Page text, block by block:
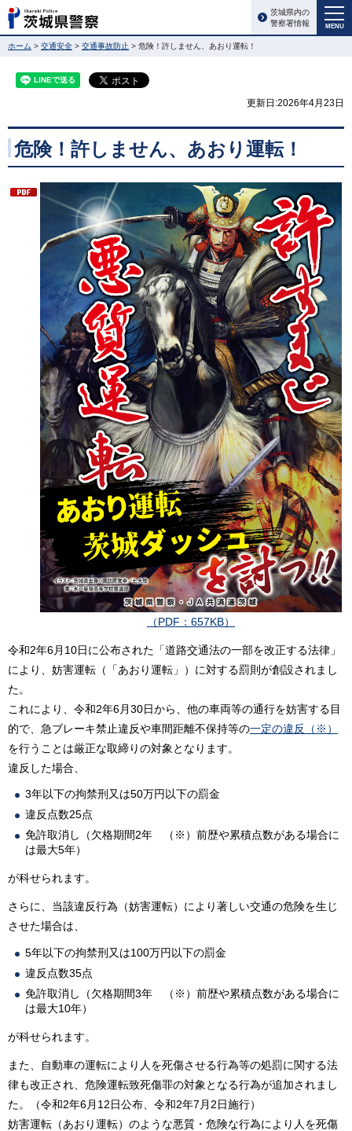
MENU
茨城県内の
警察署情報
ホーム > 交通安全 > 交通事故防止 > 危険！許しません、あおり運転！
更新日:2026年4月23日
危険！許しません、あおり運転！
（PDF：657KB）
令和2年6月10日に公布された「道路交通法の一部を改正する法律」
により、妨害運転（「あおり運転」）に対する罰則が創設されまし
た。
これにより、令和2年6月30日から、他の車両等の通行を妨害する目
的で、急ブレーキ禁止違反や車間距離不保持等の一定の違反（※）
を行うことは厳正な取締りの対象となります。
違反した場合、
3年以下の拘禁刑又は50万円以下の罰金
違反点数25点
免許取消し（欠格期間2年
（※）前歴や累積点数がある場合に
は最大5年）
が科せられます。
さらに、当該違反行為（妨害運転）により著しい交通の危険を生じ
させた場合は、
5年以下の拘禁刑又は100万円以下の罰金
違反点数35点
免許取消し（欠格期間3年
（※）前歴や累積点数がある場合に
は最大10年）
が科せられます。
また、自動車の運転により人を死傷させる行為等の処罰に関する法
律も改正され、危険運転致死傷罪の対象となる行為が追加されまし
た。（令和2年6月12日公布、令和2年7月2日施行）
妨害運転（あおり運転）のような悪質・危険な行為により人を死傷